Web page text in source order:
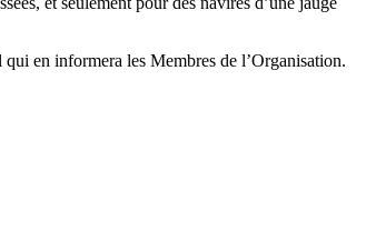
en informera les Membres de l’Organisation.